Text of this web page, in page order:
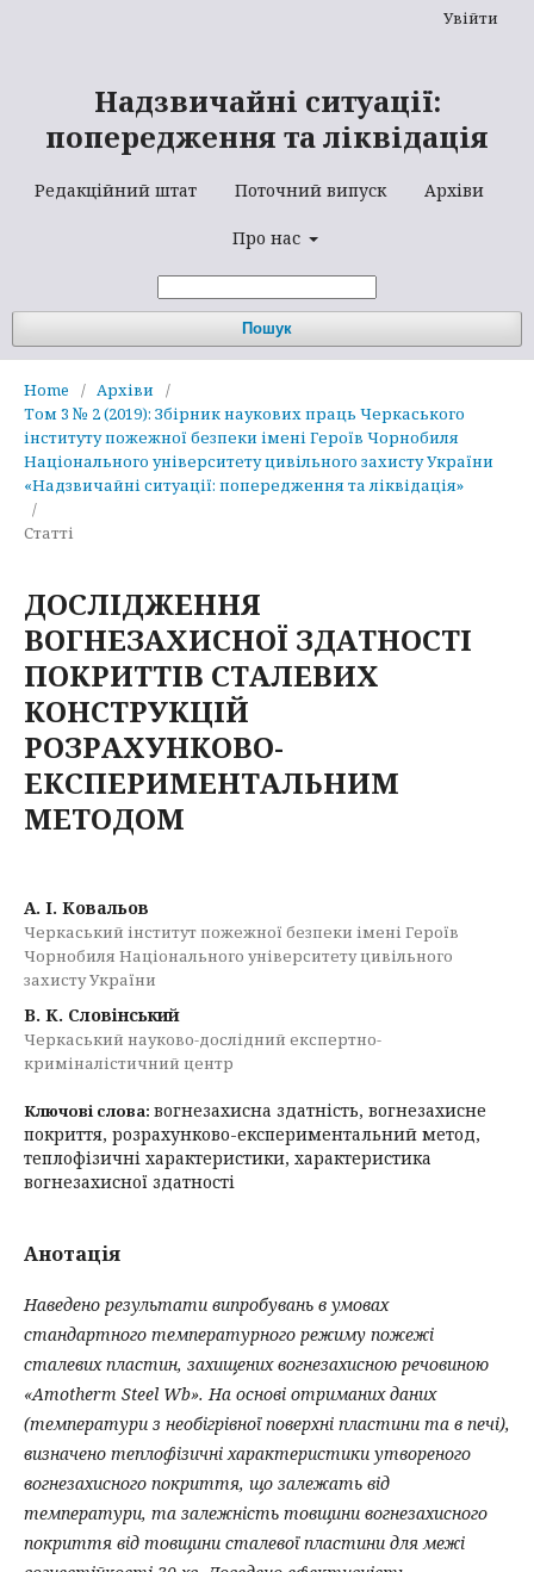
Надзвичайні ситуації:
попередження та ліквідація
Редакційний штат Поточний випуск Архіви
Про нас
Пошук
Увійти
Home / Архіви
/
Том 3 № 2 (2019): Збірник наукових праць Черкаського
інституту пожежної безпеки імені Героїв Чорнобиля
Національного університету цивільного захисту України
«Надзвичайні ситуації: попередження та ліквідація»
/
Статті
ДОСЛІДЖЕННЯ
ВОГНЕЗАХИСНОЇ ЗДАТНОСТІ
ПОКРИТТІВ СТАЛЕВИХ
КОНСТРУКЦІЙ
РОЗРАХУНКОВО-
ЕКСПЕРИМЕНТАЛЬНИМ
МЕТОДОМ
А. І. Ковальов
Черкаський інститут пожежної безпеки імені Героїв
Чорнобиля Національного університету цивільного
захисту України
В. К. Словінський
Черкаський науково-дослідний експертно-
криміналістичний центр
Ключові слова: вогнезахисна здатність, вогнезахисне
покриття, розрахунково-експериментальний метод,
теплофізичні характеристики, характеристика
вогнезахисної здатності
Анотація
Наведено результати випробувань в умовах
стандартного температурного режиму пожежі
сталевих пластин, захищених вогнезахисною речовиною
«Amotherm Steel Wb». На основі отриманих даних
(температури з необігрівної поверхні пластини та в печі),
визначено теплофізичні характеристики утвореного
вогнезахисного покриття, що залежать від
температури, та залежність товщини вогнезахисного
покриття від товщини сталевої пластини для межі